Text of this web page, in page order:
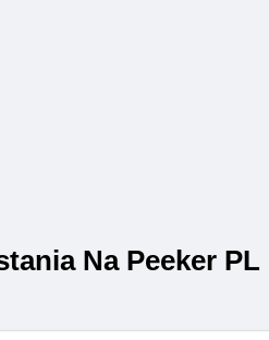
Na Peeker PL